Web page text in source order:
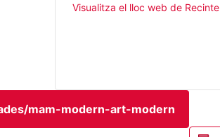
Visualitza el lloc web de Recinte
mam-modern-art-modern